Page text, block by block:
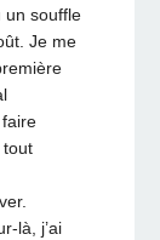
un souffle
Je me
là, j’ai